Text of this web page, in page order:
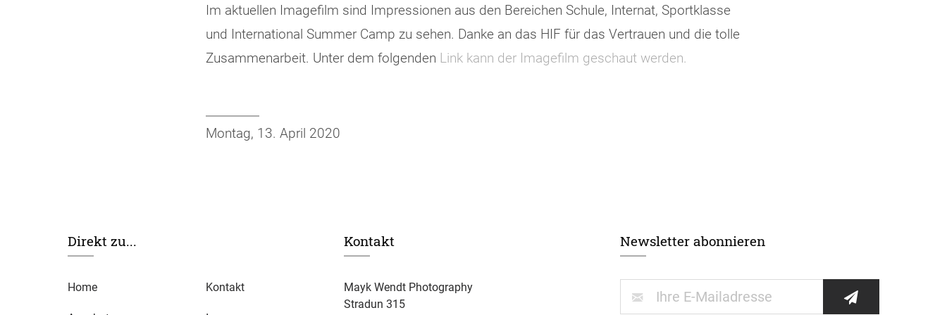
Im aktuellen Imagefilm sind Impressionen aus den Bereichen Schule, Internat, Sportklasse
und International Summer Camp zu sehen. Danke an das HIF für das Vertrauen und die tolle
Zusammenarbeit. Unter dem folgenden Link kann der Imagefilm geschaut werden.
Montag, 13. April 2020
Direkt zu...
Home Kontakt
Kontakt
Mayk Wendt Photography
Stradun 315
Newsletter abonnieren